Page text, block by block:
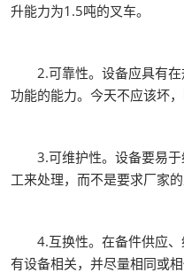
升能力为1.5吨的叉车。
2.可靠性。设备应具有在
功能的能力。今天不应该坏，
3.可维护性。设备要易于
工来处理，而不是要求厂家
4.互换性。在备件供应、
有设备相关，并尽量相同或